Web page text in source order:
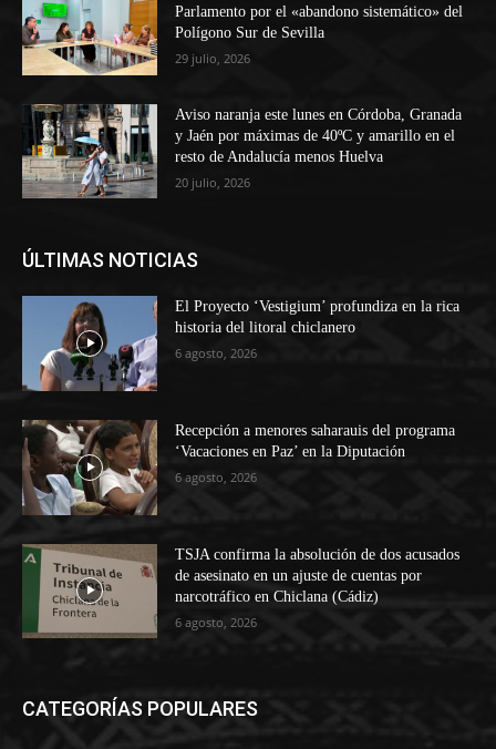
Parlamento por el «abandono sistemático» del
Polígono Sur de Sevilla
29 julio, 2026
Aviso naranja este lunes en Córdoba, Granada
y Jaén por máximas de 40ºC y amarillo en el
resto de Andalucía menos Huelva
20 julio, 2026
ÚLTIMAS NOTICIAS
El Proyecto ‘Vestigium’ profundiza en la rica
historia del litoral chiclanero
6 agosto, 2026
Recepción a menores saharauis del programa
‘Vacaciones en Paz’ en la Diputación
6 agosto, 2026
TSJA confirma la absolución de dos acusados
de asesinato en un ajuste de cuentas por
narcotráfico en Chiclana (Cádiz)
6 agosto, 2026
CATEGORÍAS POPULARES